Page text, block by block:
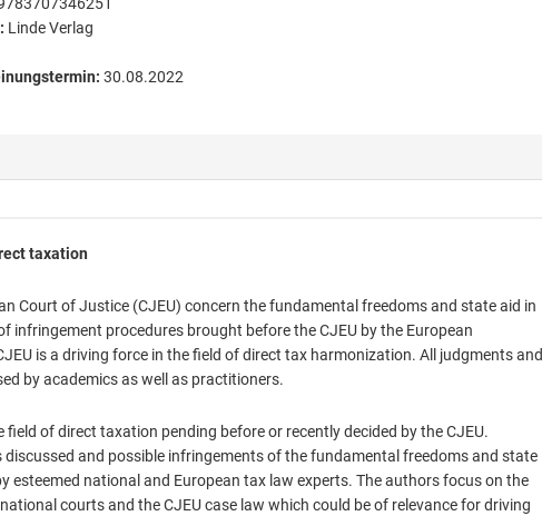
Linde Verlag
30.08.2022
taxation
Court of Justice (CJEU) concern the fundamental freedoms and state aid in
infringement procedures brought before the CJEU by the European
is a driving force in the field of direct tax harmonization. All judgments and
by academics as well as practitioners.
of direct taxation pending before or recently decided by the CJEU.
and possible infringements of the fundamental freedoms and state
esteemed national and European tax law experts. The authors focus on the
courts and the CJEU case law which could be of relevance for driving